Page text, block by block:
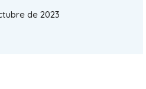
de 2023